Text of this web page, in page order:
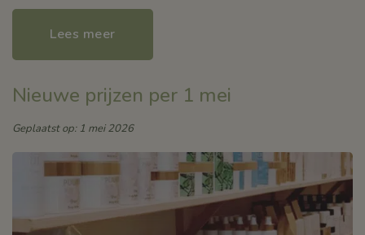
Lees meer
Nieuwe prijzen per 1 mei
Geplaatst op: 1 mei 2026